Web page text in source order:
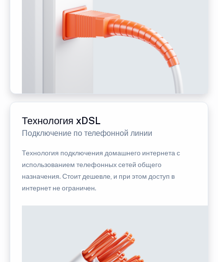
Технология xDSL
Подключение по телефонной линии
Технология подключения домашнего интернета с
использованием телефонных сетей общего
назначения. Стоит дешевле, и при этом доступ в
интернет не ограничен.